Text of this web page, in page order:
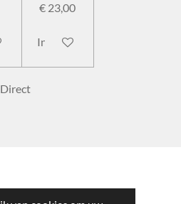
€ 23,00
In winkelwagen